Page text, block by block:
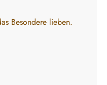
Besondere lieben.